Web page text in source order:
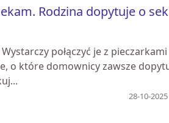
Rodzina dopytuje o
połączyć je z pieczarkami
o które domownicy zawsze
28-10-